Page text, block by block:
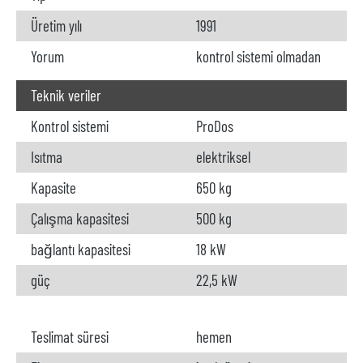
Üretim yılı
1991
Yorum
kontrol sistemi olmadan
Teknik veriler
Kontrol sistemi
ProDos
Isıtma
elektriksel
Kapasite
650 kg
Çalışma kapasitesi
500 kg
bağlantı kapasitesi
18 kW
güç
22,5 kW
Teslimat süresi
hemen